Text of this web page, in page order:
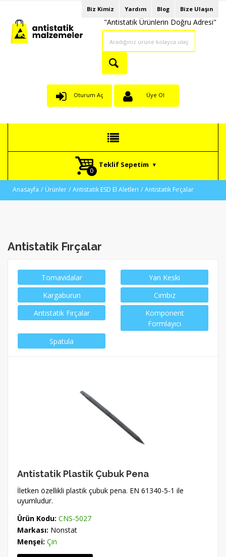
Biz Kimiz Yardım Blog Bize Ulaşın
"Antistatik Ürünlerin Doğru Adresi"
Oturum Aç Üye Ol
Teklif Sepetim
Anasayfa Ürünler Antistatik ESD El Aletleri Antistatik Fırçalar
Antistatik Fırçalar
Tornavidalar
Yan Keski
Kargaburun
Cımbız
Antistatik Fırçalar
Komponent
Formlayıcı
Spatula
Antistatik Plastik Çubuk Pena
İletken özellikli plastik çubuk pena. EN 61340-5-1 ile
uyumludur.
Ürün Kodu: CNS-5027
Markası: Nonstat
Menşei: Çin